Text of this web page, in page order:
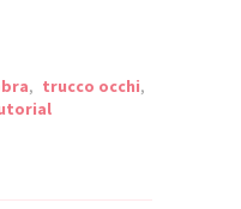
, trucco occhi,